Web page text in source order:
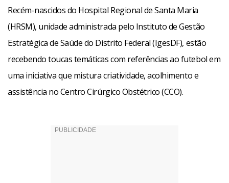
Recém-nascidos do Hospital Regional de Santa Maria
(HRSM), unidade administrada pelo Instituto de Gestão
Estratégica de Saúde do Distrito Federal (IgesDF), estão
recebendo toucas temáticas com referências ao futebol em
uma iniciativa que mistura criatividade, acolhimento e
assistência no Centro Cirúrgico Obstétrico (CCO).